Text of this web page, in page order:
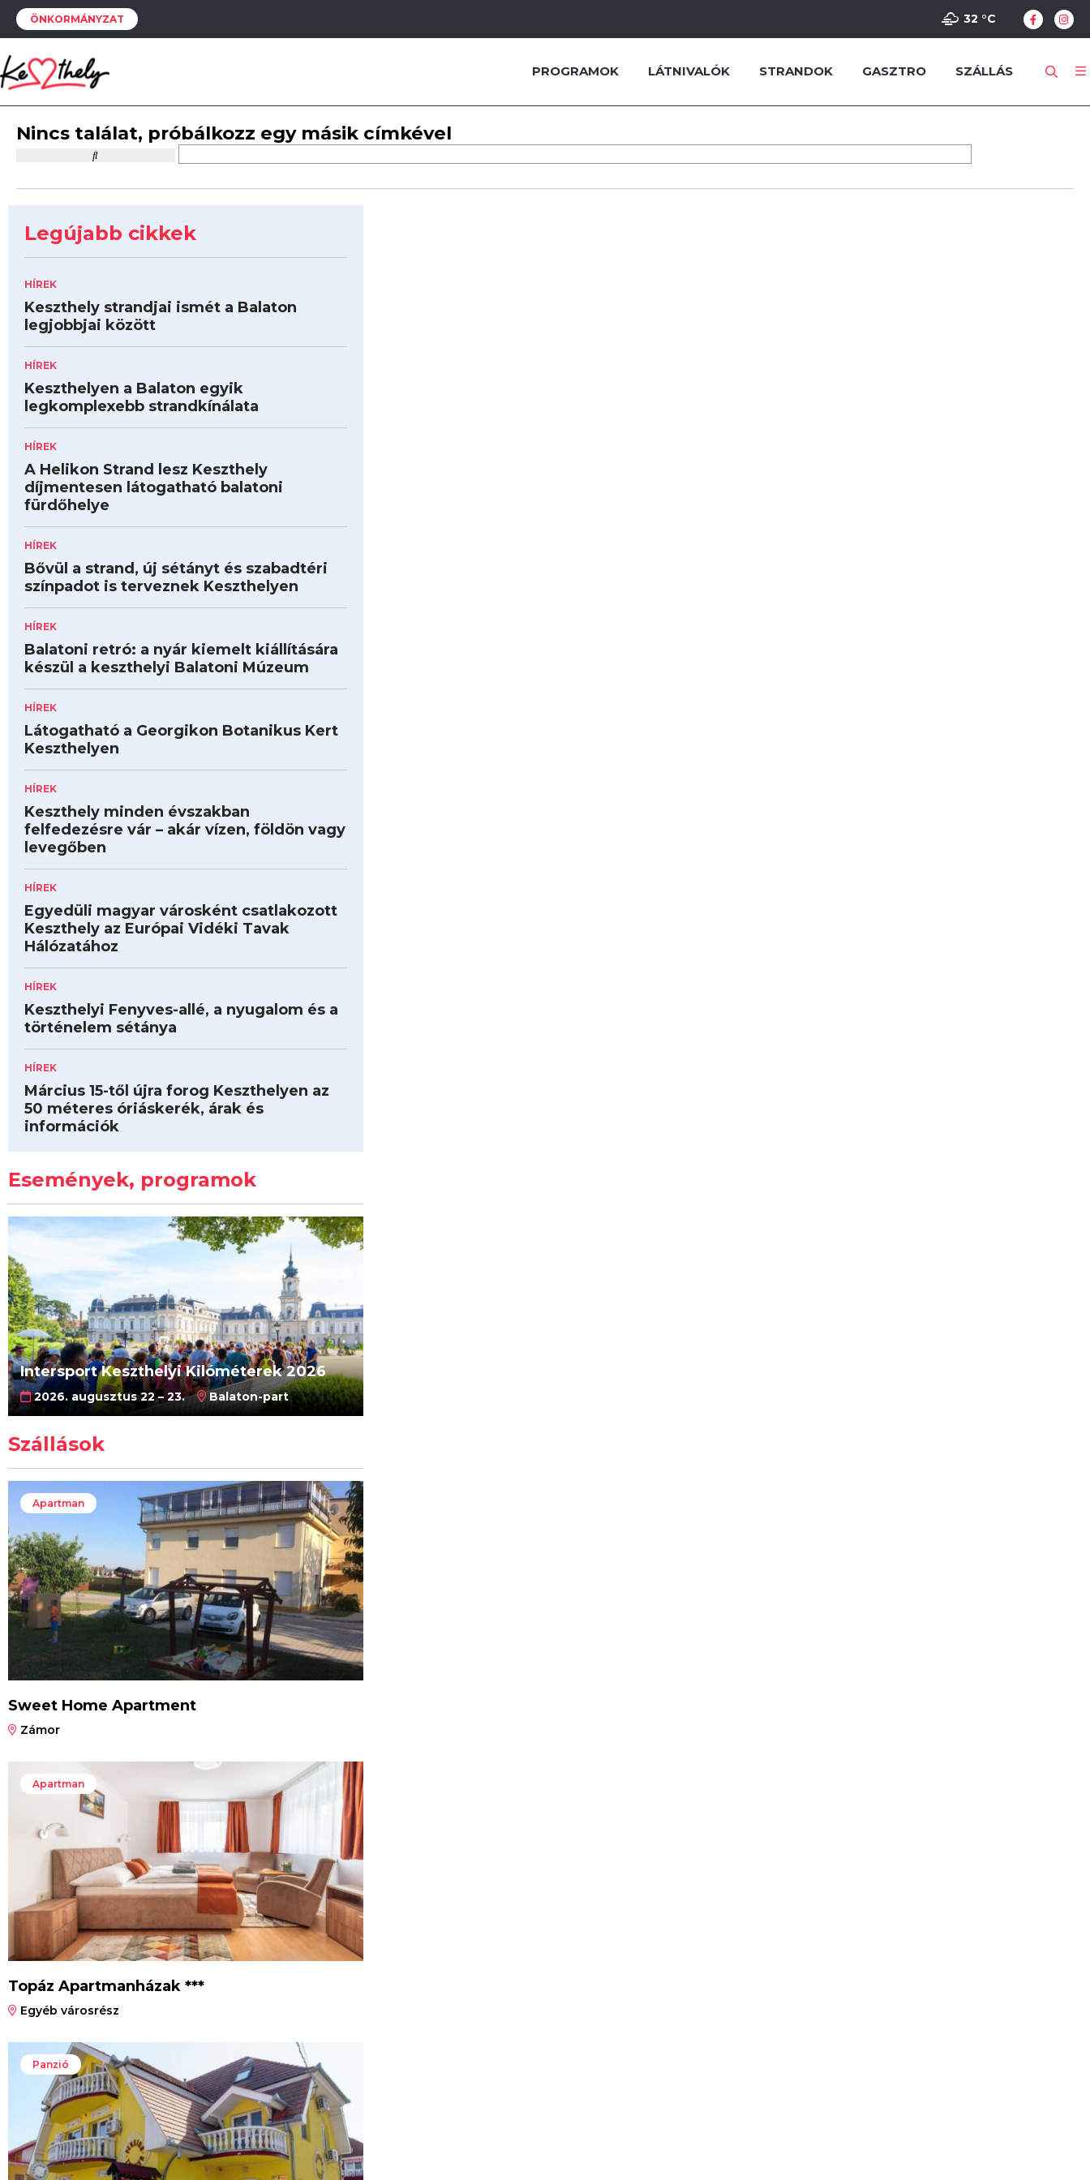
ÖNKORMÁNYZAT 32 °C
PROGRAMOK LÁTNIVALÓK STRANDOK GASZTRO SZÁLLÁS
Nincs találat, próbálkozz egy másik címkével
Legújabb cikkek
HÍREK
Keszthely strandjai ismét a Balaton
legjobbjai között
HÍREK
Keszthelyen a Balaton egyik
legkomplexebb strandkínálata
HÍREK
A Helikon Strand lesz Keszthely
díjmentesen látogatható balatoni
fürdőhelye
HÍREK
Bővül a strand, új sétányt és szabadtéri
színpadot is terveznek Keszthelyen
HÍREK
Balatoni retró: a nyár kiemelt kiállítására
készül a keszthelyi Balatoni Múzeum
HÍREK
Látogatható a Georgikon Botanikus Kert
Keszthelyen
HÍREK
Keszthely minden évszakban
felfedezésre vár – akár vízen, földön vagy
levegőben
HÍREK
Egyedüli magyar városként csatlakozott
Keszthely az Európai Vidéki Tavak
Hálózatához
HÍREK
Keszthelyi Fenyves-allé, a nyugalom és a
történelem sétánya
HÍREK
Március 15-től újra forog Keszthelyen az
50 méteres óriáskerék, árak és
információk
Események, programok
Intersport Keszthelyi Kilóméterek 2026
2026. augusztus 22 – 23. Balaton-part
Szállások
Apartman
Sweet Home Apartment
Zámor
Apartman
Topáz Apartmanházak ***
Egyéb városrész
Panzió